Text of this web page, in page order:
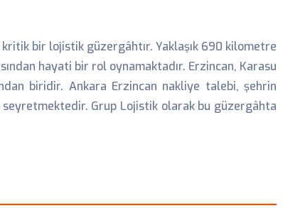
bir lojistik güzergâhtır. Yaklaşık 690 kilometre
hayati bir rol oynamaktadır. Erzincan, Karasu
biridir. Ankara Erzincan nakliye talebi, şehrin
Grup Lojistik olarak bu güzergâhta